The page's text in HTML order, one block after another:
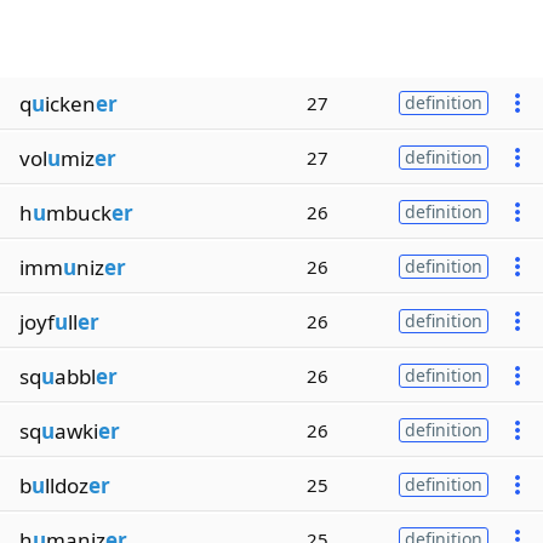
quickener 27 definition
volumizer 27 definition
humbucker 26 definition
immunizer 26 definition
joyfuller 26 definition
squabbler 26 definition
squawkier 26 definition
bulldozer 25 definition